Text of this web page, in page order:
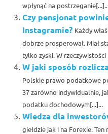
wpłynąć na
Czy pensjonat
Instagramie? Każdy
dobrze prosperował. Miał
tylko zyski. W rzeczywistości
W jaki sposób
Polskie prawo podatkowe
37 zarówno indywidualnie,
podatku dochodowym[...]...
Wiedza dla
giełdzie jak i na Forexie.